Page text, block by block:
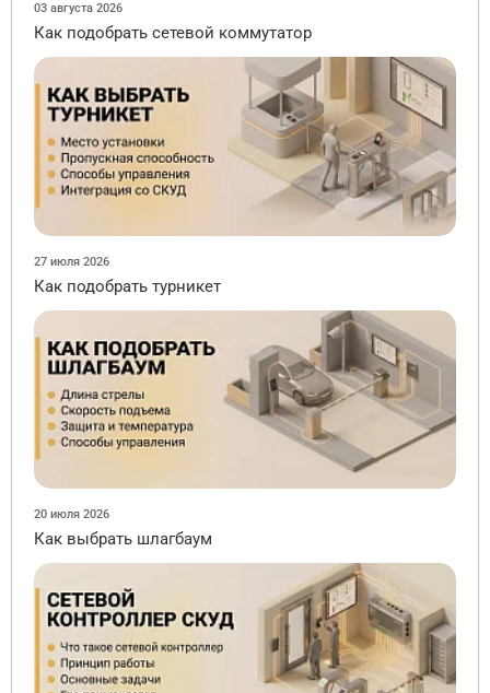
03 августа 2026
Как подобрать сетевой коммутатор
27 июля 2026
Как подобрать турникет
20 июля 2026
Как выбрать шлагбаум